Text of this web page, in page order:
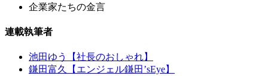
企業家たちの金言
連載執筆者
池田ゆう【社長のおしゃれ】
鎌田富久【エンジェル鎌田’sEye】